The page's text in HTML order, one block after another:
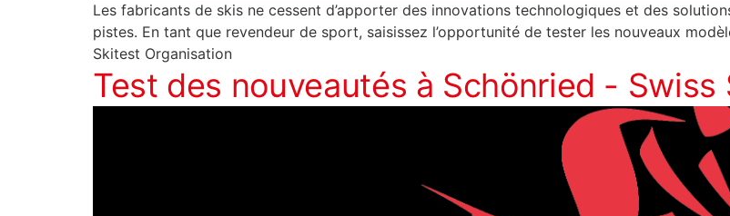
Les fabricants de skis ne cessent d’apporter des innovations technologiques et des
pistes. En tant que revendeur de sport, saisissez l’opportunité de tester les nouveaux
Skitest Organisation
Test des nouveautés à Schönried -